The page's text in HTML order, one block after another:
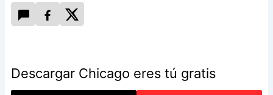
?
Descargar Chicago eres tú gratis